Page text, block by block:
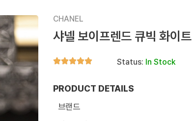
CHANEL
샤넬 보이프렌드 큐빅 화이트
Status: In Stock
PRODUCT DETAILS
브랜드